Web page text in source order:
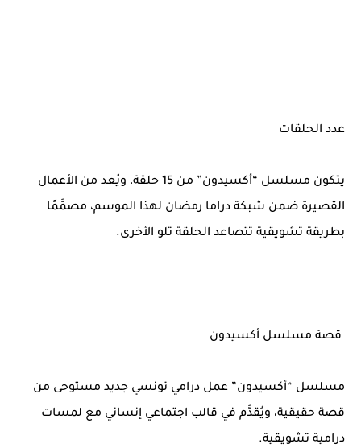
عدد الحلقات
يتكون مسلسل “أكسيدون” من 15 حلقة، ويُعد من الأعمال
القصيرة ضمن شبكة دراما رمضان لهذا الموسم، مصمَّمًا
بطريقة تشويقية تتصاعد الحلقة تلو الأخرى.
قصة مسلسل أكسيدون
مسلسل “أكسيدون” عمل درامي تونسي جديد مستوحى من
قصة حقيقية، ويُقدَّم في قالب اجتماعي إنساني مع لمسات
درامية تشويقية.